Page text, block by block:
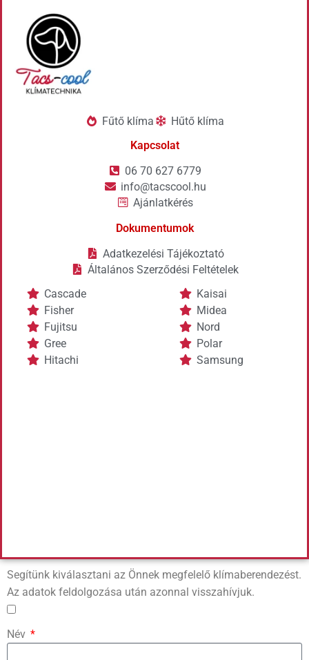
Fűtő klíma
Hűtő klíma
Kapcsolat
06 70 627 6779
info@tacscool.hu
Ajánlatkérés
Dokumentumok
Adatkezelési Tájékoztató
Általános Szerződési Feltételek
Cascade
Fisher
Fujitsu
Gree
Hitachi
Kaisai
Midea
Nord
Polar
Samsung
Segítünk kiválasztani az Önnek megfelelő klímaberendezést.
Az adatok feldolgozása után azonnal visszahívjuk.
Név